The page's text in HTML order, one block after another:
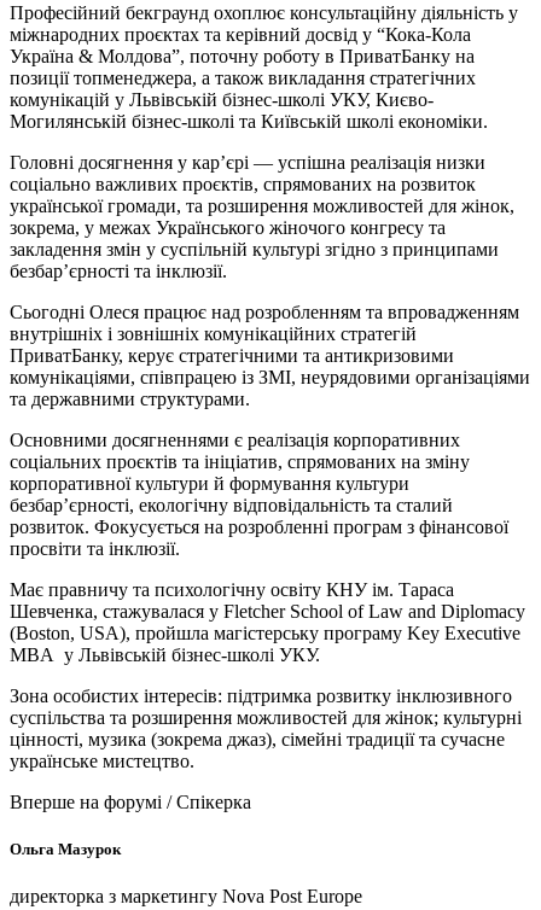
Професійний бекграунд охоплює консультаційну діяльність у
міжнародних проєктах та керівний досвід у “Кока-Кола
Україна & Молдова”, поточну роботу в ПриватБанку на
позиції топменеджера, а також викладання стратегічних
комунікацій у Львівській бізнес-школі УКУ, Києво-
Могилянській бізнес-школі та Київській школі економіки.
Головні досягнення у кар’єрі — успішна реалізація низки
соціально важливих проєктів, спрямованих на розвиток
української громади, та розширення можливостей для жінок,
зокрема, у межах Українського жіночого конгресу та
закладення змін у суспільній культурі згідно з принципами
безбарʼєрності та інклюзії.
Сьогодні Олеся працює над розробленням та впровадженням
внутрішніх і зовнішніх комунікаційних стратегій
ПриватБанку, керує стратегічними та антикризовими
комунікаціями, співпрацею із ЗМІ, неурядовими організаціями
та державними структурами.
Основними досягненнями є реалізація корпоративних
соціальних проєктів та ініціатив, спрямованих на зміну
корпоративної культури й формування культури
безбар’єрності, екологічну відповідальність та сталий
розвиток. Фокусується на розробленні програм з фінансової
просвіти та інклюзії.
Має правничу та психологічну освіту КНУ ім. Тараса
Шевченка, стажувалася у Fletcher School of Law and Diplomacy
(Boston, USA), пройшла магістерську програму Key Executive
MBA у Львівській бізнес-школі УКУ.
Зона особистих інтересів: підтримка розвитку інклюзивного
суспільства та розширення можливостей для жінок; культурні
цінності, музика (зокрема джаз), сімейні традиції та сучасне
українське мистецтво.
Вперше на форумі / Спікерка
Ольга Мазурок
директорка з маркетингу Nova Post Europe